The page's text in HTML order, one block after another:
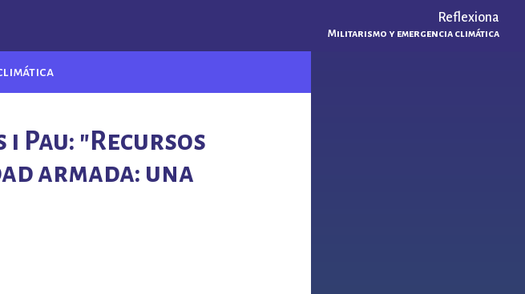
Reflexiona
Militarismo y emergencia climática
Pau: "Recursos
armada: una